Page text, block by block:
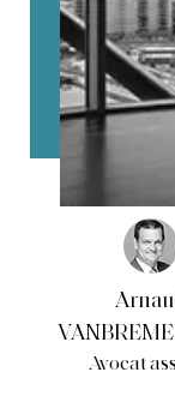
Avocat